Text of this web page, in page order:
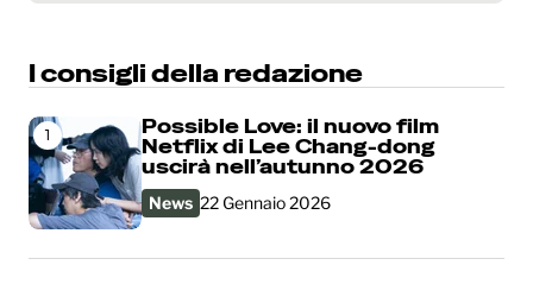
I consigli della redazione
1
Possible Love: il nuovo film
Netflix di Lee Chang-dong
uscirà nell’autunno 2026
News 22 Gennaio 2026